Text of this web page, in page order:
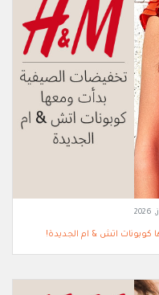
اتش & ام الجديدة!